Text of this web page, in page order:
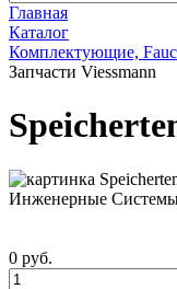
Главная
Каталог
Комплектующие,
Запчасти Viessmann
0 руб.